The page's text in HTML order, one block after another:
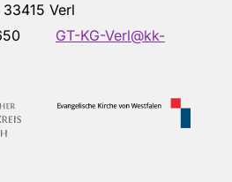
Verl
GT-KG-Verl@kk-